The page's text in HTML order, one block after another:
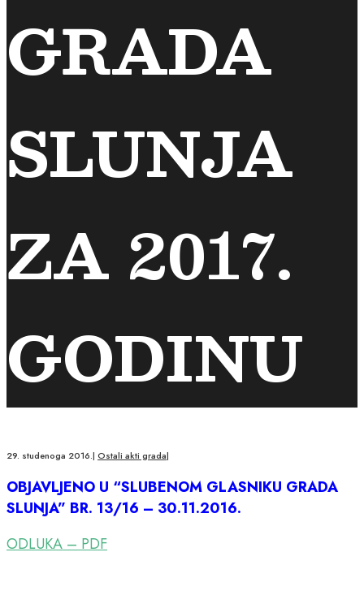
GRADA
SLUNJA
ZA 2017.
GODINU
29. studenoga 2016.| Ostali akti grada|
OBJAVLJENO U “SLUBENOM GLASNIKU GRADA
SLUNJA” BR. 13/16 – 30.11.2016.
ODLUKA – PDF